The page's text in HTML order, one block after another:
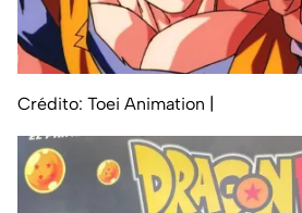
Crédito: Toei Animation |